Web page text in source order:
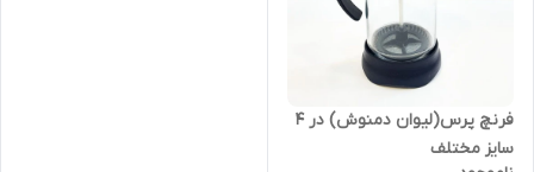
فرنچ پرس(لیوان دمنوش) در ۴
سایز مختلف